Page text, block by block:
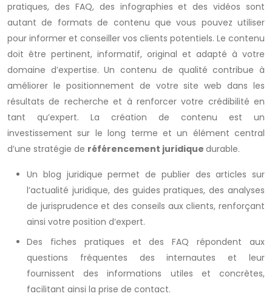
pratiques, des FAQ, des infographies et des vidéos sont
autant de formats de contenu que vous pouvez utiliser
pour informer et conseiller vos clients potentiels. Le contenu
doit être pertinent, informatif, original et adapté à votre
domaine d’expertise. Un contenu de qualité contribue à
améliorer le positionnement de votre site web dans les
résultats de recherche et à renforcer votre crédibilité en
tant qu’expert. La création de contenu est un
investissement sur le long terme et un élément central
d’une stratégie de référencement juridique durable.
Un blog juridique permet de publier des articles sur
l’actualité juridique, des guides pratiques, des analyses
de jurisprudence et des conseils aux clients, renforçant
ainsi votre position d’expert.
Des fiches pratiques et des FAQ répondent aux
questions fréquentes des internautes et leur
fournissent des informations utiles et concrètes,
facilitant ainsi la prise de contact.